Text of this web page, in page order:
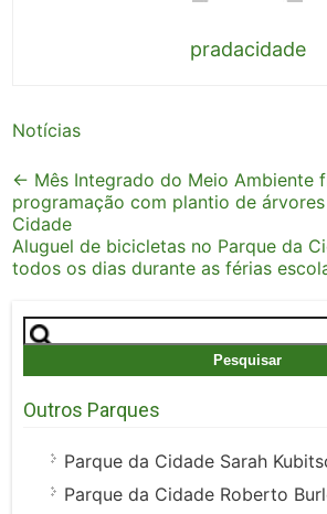
pradacidade
Notícias
Post
navigation
← Mês Integrado do Meio Ambiente
programação com plantio de
Cidade
Aluguel de bicicletas no Parque da
todos os dias durante as férias
Pesquisar
por:
Outros Parques
Parque da Cidade Sarah
Parque da Cidade Roberto